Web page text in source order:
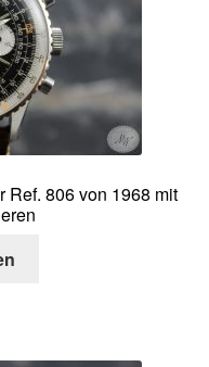
Ref. 806 von 1968 mit